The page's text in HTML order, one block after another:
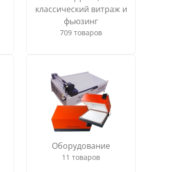
классический витраж и
фьюзинг
709 товаров
Оборудование
11 товаров